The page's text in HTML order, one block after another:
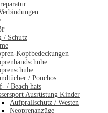
/ Schutz
Kopfbedeckungen
/ Ponchos
/ Beach hats
Ausrüstung Kinder
Aufprallschutz / Westen
Neoprenanzüge